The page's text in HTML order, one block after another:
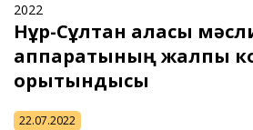
2022
Нұр-Сұлтан қаласы
аппаратының жалпы
қорытындысы
22.07.2022